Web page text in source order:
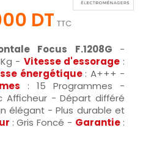
DT TTC
Focus F.1208G -
- Vitesse d'essorage:
énergétique : A+++ -
: 15 Programmes -
Afficheur - Départ différé
élégant - Plus durable et
: Gris Foncé - Garantie :